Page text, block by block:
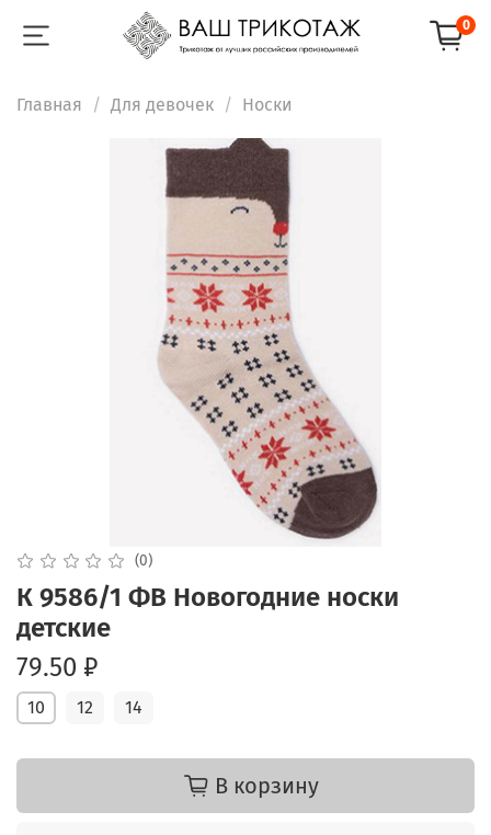
0
Главная Для девочек Носки
(0)
К 9586/1 ФВ Новогодние носки
детские
79.50 ₽
10 12 14
В корзину